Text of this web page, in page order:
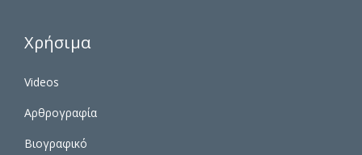
Χρήσιμα
Videos
Αρθρογραφία
Βιογραφικό